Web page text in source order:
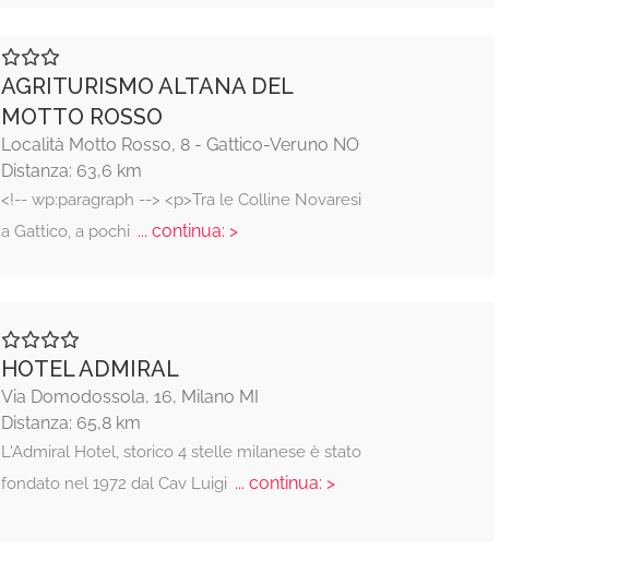
AGRITURISMO ALTANA DEL
MOTTO ROSSO
Località Motto Rosso, 8 - Gattico-Veruno NO
Distanza: 63,6 km
<!-- wp:paragraph --> <p>Tra le Colline Novaresi
a Gattico, a pochi... continua: >
HOTEL ADMIRAL
Via Domodossola, 16, Milano MI
Distanza: 65,8 km
L'Admiral Hotel, storico 4 stelle milanese è stato
fondato nel 1972 dal Cav Luigi... continua: >